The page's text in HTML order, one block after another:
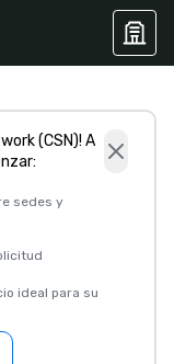
(CSN)! A
sedes y
ideal para su